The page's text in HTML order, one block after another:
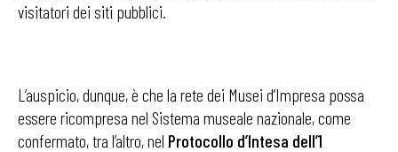
visitatori dei siti pubblici.
L’auspicio, dunque, è che la rete dei Musei d’Impresa possa
essere ricompresa nel Sistema museale nazionale, come
confermato, tra l’altro, nel Protocollo d’Intesa dell’1